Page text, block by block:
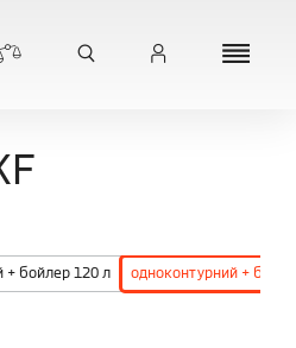
+ бойлер 120 л одноконтурний +